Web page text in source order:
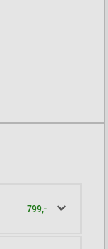
799,-